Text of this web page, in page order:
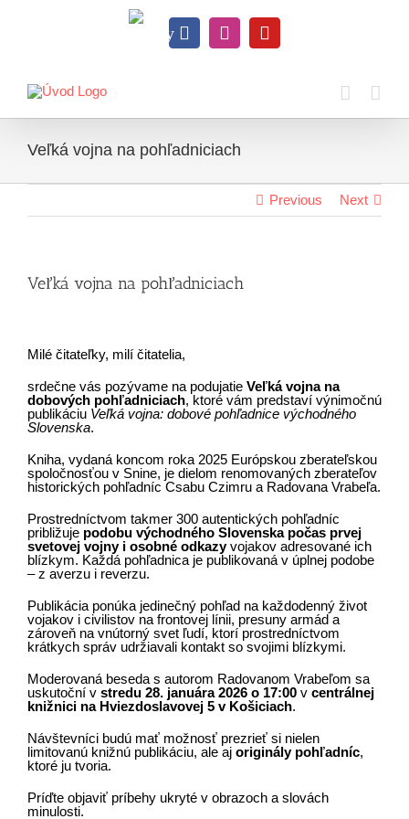
KnihyFacebookInstagramYouTube
Veľká vojna na pohľadniciach
Previous Next
Veľká vojna na pohľadniciach
Milé čitateľky, milí čitatelia,
srdečne vás pozývame na podujatie Veľká vojna na
dobových pohľadniciach, ktoré vám predstaví výnimočnú
publikáciu Veľká vojna: dobové pohľadnice východného
Slovenska.
Kniha, vydaná koncom roka 2025 Európskou zberateľskou
spoločnosťou v Snine, je dielom renomovaných zberateľov
historických pohľadníc Csabu Czimru a Radovana Vrabeľa.
Prostredníctvom takmer 300 autentických pohľadníc
približuje podobu východného Slovenska počas prvej
svetovej vojny i osobné odkazyvojakov adresované ich
blízkym. Každá pohľadnica je publikovaná v úplnej podobe
– z averzu i reverzu.
Publikácia ponúka jedinečný pohľad na každodenný život
vojakov i civilistov na frontovej línii, presuny armád a
zároveň na vnútorný svet ľudí, ktorí prostredníctvom
krátkych správ udržiavali kontakt so svojimi blízkymi.
Moderovaná beseda s autorom Radovanom Vrabeľom sa
uskutoční v stredu 28. januára 2026 o 17:00v centrálnej
knižnici na Hviezdoslavovej 5 v Košiciach.
Návštevníci budú mať možnosť prezrieť si nielen
limitovanú knižnú publikáciu, ale aj originály pohľadníc,
ktoré ju tvoria.
Príďte objaviť príbehy ukryté v obrazoch a slovách
minulosti.